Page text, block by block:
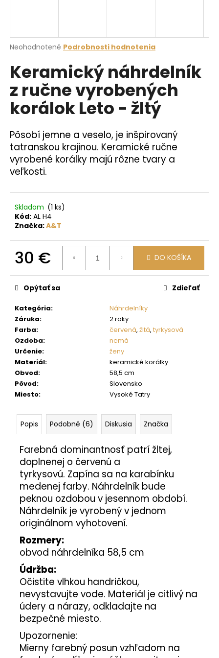
Priemerné
produktu
je
z
5
hviezdičiek.
Neohodnotené Podrobnosti hodnotenia
Keramický náhrdelník
z ručne vyrobených
korálok Leto - žltý
Pôsobí jemne a veselo, je inšpirovaný
tatranskou krajinou. Keramické ručne
vyrobené korálky majú rôzne tvary a
veľkosti.
Skladom (1 ks)
Kód: AL H4
Značka:A&T
30 €
cena:
DO KOŠÍKA
Kategória:
Náhrdelníky
Záruka:
2 roky
Farba: červená, žltá, tyrkysová
Ozdoba:
nemá
Určenie:
ženy
Materiál:
keramické korálky
Obvod:
58,5 cm
Pôvod:
Slovensko
Miesto: Vysoké Tatry
Opýtať sa Zdieľať
Popis Podobné (6) Diskusia Značka
Farebná dominantnosť patrí žltej,
doplnenej o červenú a
tyrkysovú. Zapína sa na karabínku
medenej farby. Náhrdelník bude
peknou ozdobou v jesennom období.
Náhrdelník je vyrobený v jednom
originálnom vyhotovení.
Rozmery:
obvod náhrdelníka 58,5 cm
Údržba:
Očistite vlhkou handričkou,
nevystavujte vode. Materiál je citlivý na
údery a nárazy, odkladajte na
bezpečné miesto.
Upozornenie:
Mierny farebný posun vzhľadom na
s
ť
?
HĽADAŤ
O
d
p
ú
č
a
m